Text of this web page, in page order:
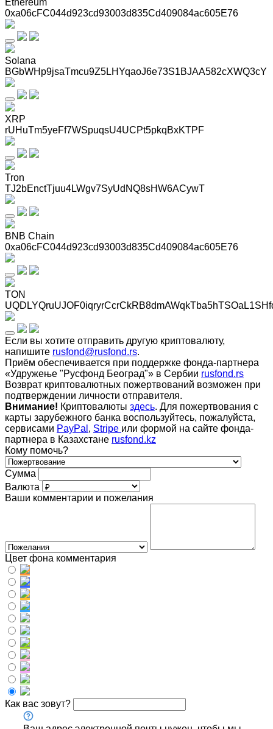
0xa06cFC044d923cd93003d835Cd409084ac605E76
Solana
BGbWHp9jsaTmcu9Z5LHYqaoJ6e73S1BJAA582cXWQ3cY
XRP
rUHuTm5yeFf7WSpuqsU4UCPt5pkqBxKTPF
Tron
TJ2bEnctTjuu4LWgv7SyUdNQ8sHW6ACywT
BNB Chain
0xa06cFC044d923cd93003d835Cd409084ac605E76
TON
Если вы хотите отправить другую криптовалюту,
напишите rusfond@rusfond.rs.
Приём обеспечивается при поддержке фонда-партнера
«Удружење "Русфонд Београд"» в Сербии rusfond.rs
Возврат криптовалютных пожертвований возможен при
подтверждении личности отправителя.
Внимание! Криптовалюты здесь. Для пожертвования с
карты зарубежного банка воспользуйтесь, пожалуйста,
сервисами PayPal , Stripe или формой на сайте фонда-
партнера в Казахстане rusfond.kz
Кому помочь?
Сумма
Валюта
Ваши комментарии и пожелания
Цвет фона комментария
Как вас зовут?